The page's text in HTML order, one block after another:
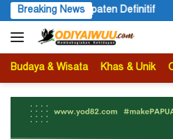
Langsung
ke
konten
Breaking News
Polres Jayapura Lakukan
Budaya & Wisata Khas & Unik